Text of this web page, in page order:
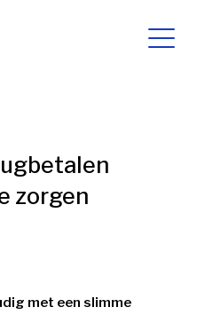
zorgen
met een slimme